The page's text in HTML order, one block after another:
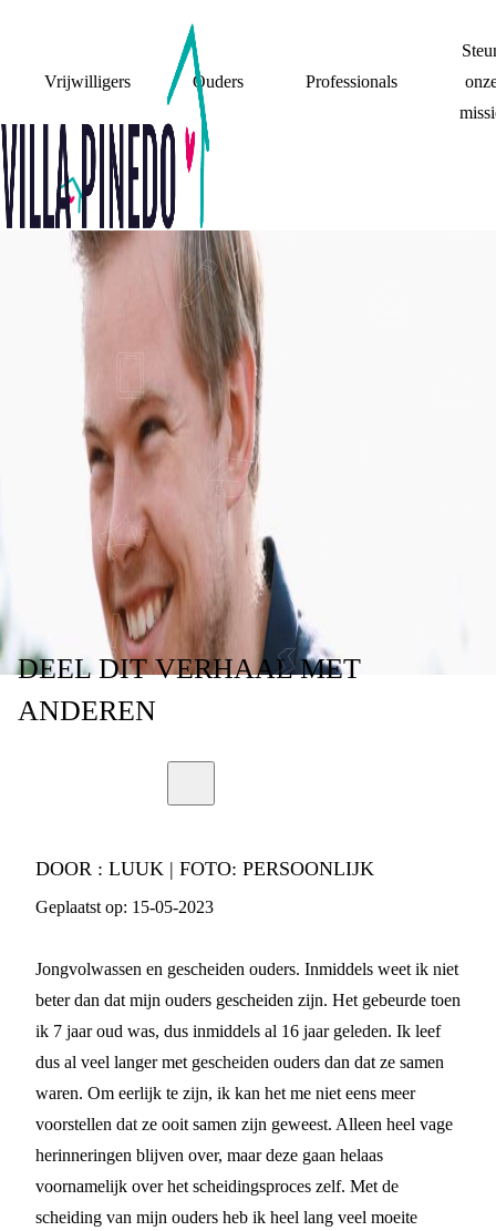
Vrijwilligers Ouders Professionals
STEUN
GRIP OP JE EIGEN
VERHAAL - HET
VERHAAL VAN
LUUK
DEELDIT VERHAALMET
ANDEREN
DOOR : LUUK | FOTO: PERSOONLIJK
Geplaatst op: 15-05-2023
Jongvolwassen en gescheiden ouders. Inmiddels weet ik niet
beter dan dat mijn ouders gescheiden zijn. Het gebeurde toen
ik 7 jaar oud was, dus inmiddels al 16 jaar geleden. Ik leef
dus al veel langer met gescheiden ouders dan dat ze samen
waren. Om eerlijk te zijn, ik kan het me niet eens meer
voorstellen dat ze ooit samen zijn geweest. Alleen heel vage
herinneringen blijven over, maar deze gaan helaas
voornamelijk over het scheidingsproces zelf. Met de
scheiding van mijn ouders heb ik heel lang veel moeite